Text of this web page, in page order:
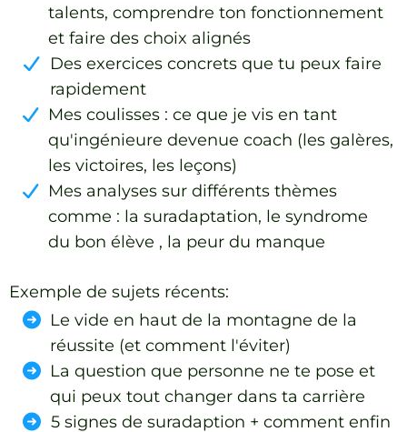
talents, comprendre ton fonctionnement
et faire des choix alignés
Des exercices concrets que tu peux faire
rapidement
Mes coulisses : ce que je vis en tant
qu'ingénieure devenue coach (les galères,
les victoires, les leçons)
Mes analyses sur différents thèmes
comme : la suradaptation, le syndrome
du bon élève , la peur du manque
Exemple de sujets récents:
Le vide en haut de la montagne de la
réussite (et comment l'éviter)
La question que personne ne te pose et
qui peux tout changer dans ta carrière
5 signes de suradaption + comment enfin